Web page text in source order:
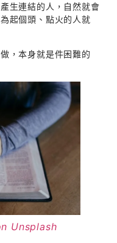
生連結的人，自然就會
起個頭、點火的人就
，本身就是件困難的
Unsplash